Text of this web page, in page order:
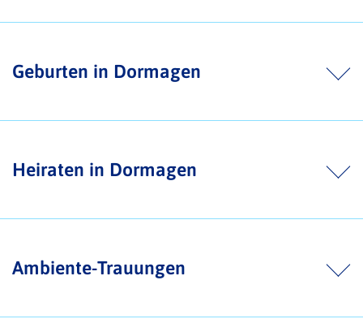
Geburten in Dormagen
Heiraten in Dormagen
Ambiente-Trauungen